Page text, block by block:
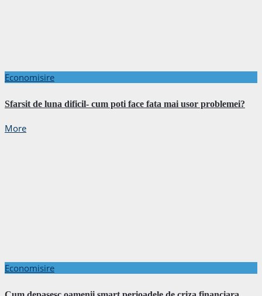
Economisire
Sfarsit de luna dificil- cum poti face fata mai usor problemei?
More
Economisire